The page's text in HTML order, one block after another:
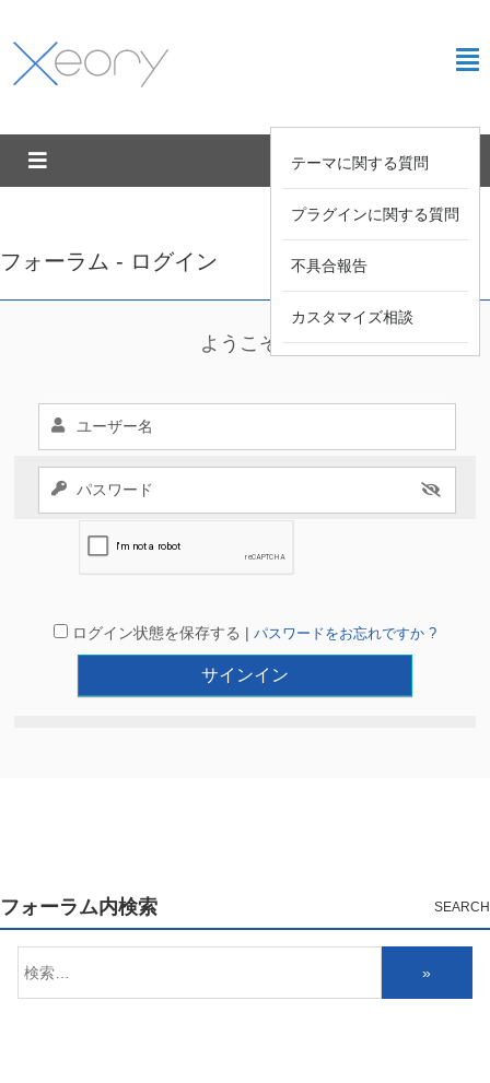
テーマに関する質問
プラグインに関する質問
不具合報告
カスタマイズ相談
フォーラム - ログイン
ようこそ !
ログイン状態を保存する | パスワードをお忘れですか ?
フォーラム内検索